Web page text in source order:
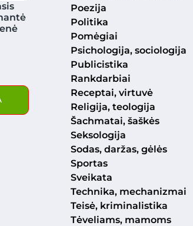
Poezija
Politika
Pomėgiai
Psichologija, sociologija
Publicistika
Rankdarbiai
Receptai, virtuvė
Religija, teologija
Šachmatai, šaškės
Seksologija
Sodas, daržas, gėlės
Sportas
Sveikata
Technika, mechanizmai
Teisė, kriminalistika
Tėveliams, mamoms